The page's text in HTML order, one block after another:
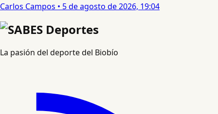
Carlos Campos • 5 de agosto de 2026, 19:04
La pasión del deporte del Biobío